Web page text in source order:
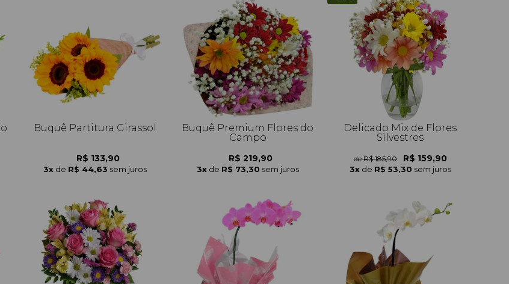
Buquê Partitura Girassol
R$ 133,90
3x de R$ 44,63 sem juros
Buquê Premium Flores do
Campo
R$ 219,90
3x de R$ 73,30 sem juros
Delicado Mix de Flores
Silvestres
de R$ 185,90 R$ 159,90
3x de R$ 53,30 sem juros